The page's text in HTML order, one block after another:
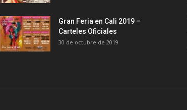
Gran Feria en Cali 2019 –
Carteles Oficiales
30 de octubre de 2019